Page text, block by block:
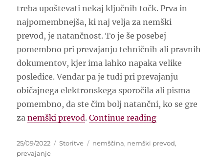
treba upoštevati nekaj ključnih točk. Prva in
najpomembnejša, ki naj velja za nemški
prevod, je natančnost. To je še posebej
pomembno pri prevajanju tehničnih ali pravnih
dokumentov, kjer ima lahko napaka velike
posledice. Vendar pa je tudi pri prevajanju
običajnega elektronskega sporočila ali pisma
pomembno, da ste čim bolj natančni, ko se gre
zanemški prevod.Continue reading“Nemški
Posted
on
25/09/2022 Categories
Storitve Tags
nemščina, nemški prevod,
prevajanje